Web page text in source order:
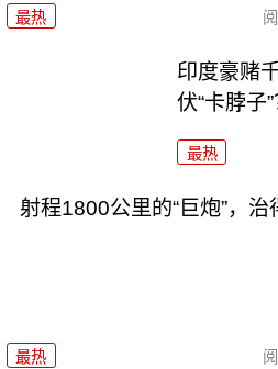
最热
印度豪赌
伏“卡脖子”
最热
射程1800公里的“巨炮”，治
最热